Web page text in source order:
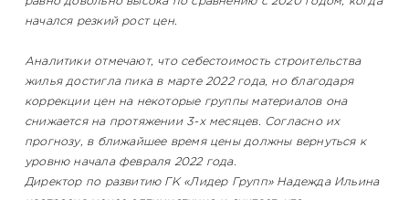
начался резкий рост цен.
Аналитики отмечают, что себестоимость строительства
жилья достигла пика в марте 2022 года, но благодаря
коррекции цен на некоторые группы материалов она
снижается на протяжении 3-х месяцев. Согласно их
прогнозу, в ближайшее время цены должны вернуться к
уровню начала февраля 2022 года.
Директор по развитию ГК «Лидер Групп» Надежда Ильина